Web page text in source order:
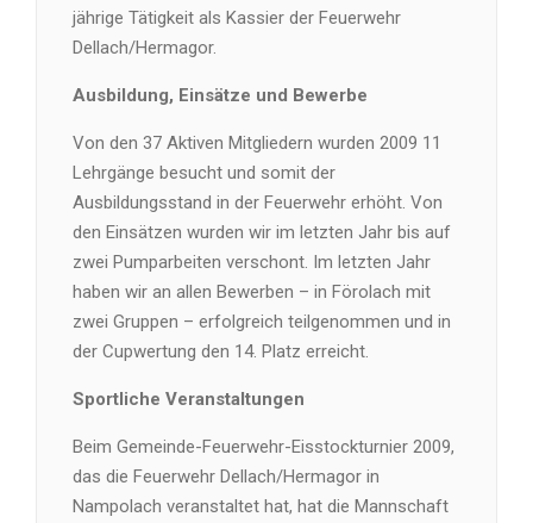
jährige Tätigkeit als Kassier der Feuerwehr
Dellach/Hermagor.
Ausbildung, Einsätze und Bewerbe
Von den 37 Aktiven Mitgliedern wurden 2009 11
Lehrgänge besucht und somit der
Ausbildungsstand in der Feuerwehr erhöht. Von
den Einsätzen wurden wir im letzten Jahr bis auf
zwei Pumparbeiten verschont. Im letzten Jahr
haben wir an allen Bewerben – in Förolach mit
zwei Gruppen – erfolgreich teilgenommen und in
der Cupwertung den 14. Platz erreicht.
Sportliche Veranstaltungen
Beim Gemeinde-Feuerwehr-Eisstockturnier 2009,
das die Feuerwehr Dellach/Hermagor in
Nampolach veranstaltet hat, hat die Mannschaft